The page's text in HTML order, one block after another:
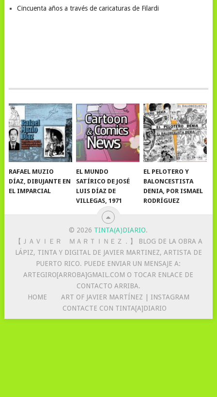
Cincuenta años a través de caricaturas de Filardi
RAFAEL MUZIO
DÍAZ, DIBUJANTE EN
EL IMPARCIAL
EL MUNDO
SATÍRICO DE JOSÉ
LUIS DÍAZ DE
VILLEGAS, 1971
EL PELOTERO Y
BALONCESTISTA
DENIA, POR ISMAEL
RODRÍGUEZ
© 2026 TINTA(A)DIARIO.
【 ＪＡＶＩＥＲ ＭＡＲＴＩＮＥＺ．】 BLOG DE LA OBRA A
LÁPIZ, TINTA Y DIGITAL DE JAVIER MARTINEZ, ARTISTA DE
PUERTO RICO. PUEDE ENVIAR UN MENSAJE A:
ARTEGIRO[ARROBA]GMAIL.COM O TOCAR ENLACE DE
CONTACTO ARRIBA.
HOME
ART OF JAVIER MARTÍNEZ | INSTAGRAM
CONTACTE CON TINTA[A]DIARIO